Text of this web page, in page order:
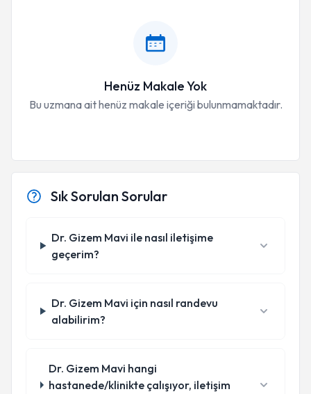
Henüz Makale Yok
Bu uzmana ait henüz makale içeriği bulunmamaktadır.
Sık Sorulan Sorular
Dr. Gizem Mavi ile nasıl iletişime
geçerim?
Dr. Gizem Mavi için nasıl randevu
alabilirim?
Dr. Gizem Mavi hangi
hastanede/klinikte çalışıyor, iletişim